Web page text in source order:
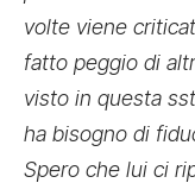
volte viene
fatto peggio di
visto in questa
ha bisogno di
Spero che lui ci